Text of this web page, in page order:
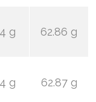
g 62.86 g
g 62.87 g